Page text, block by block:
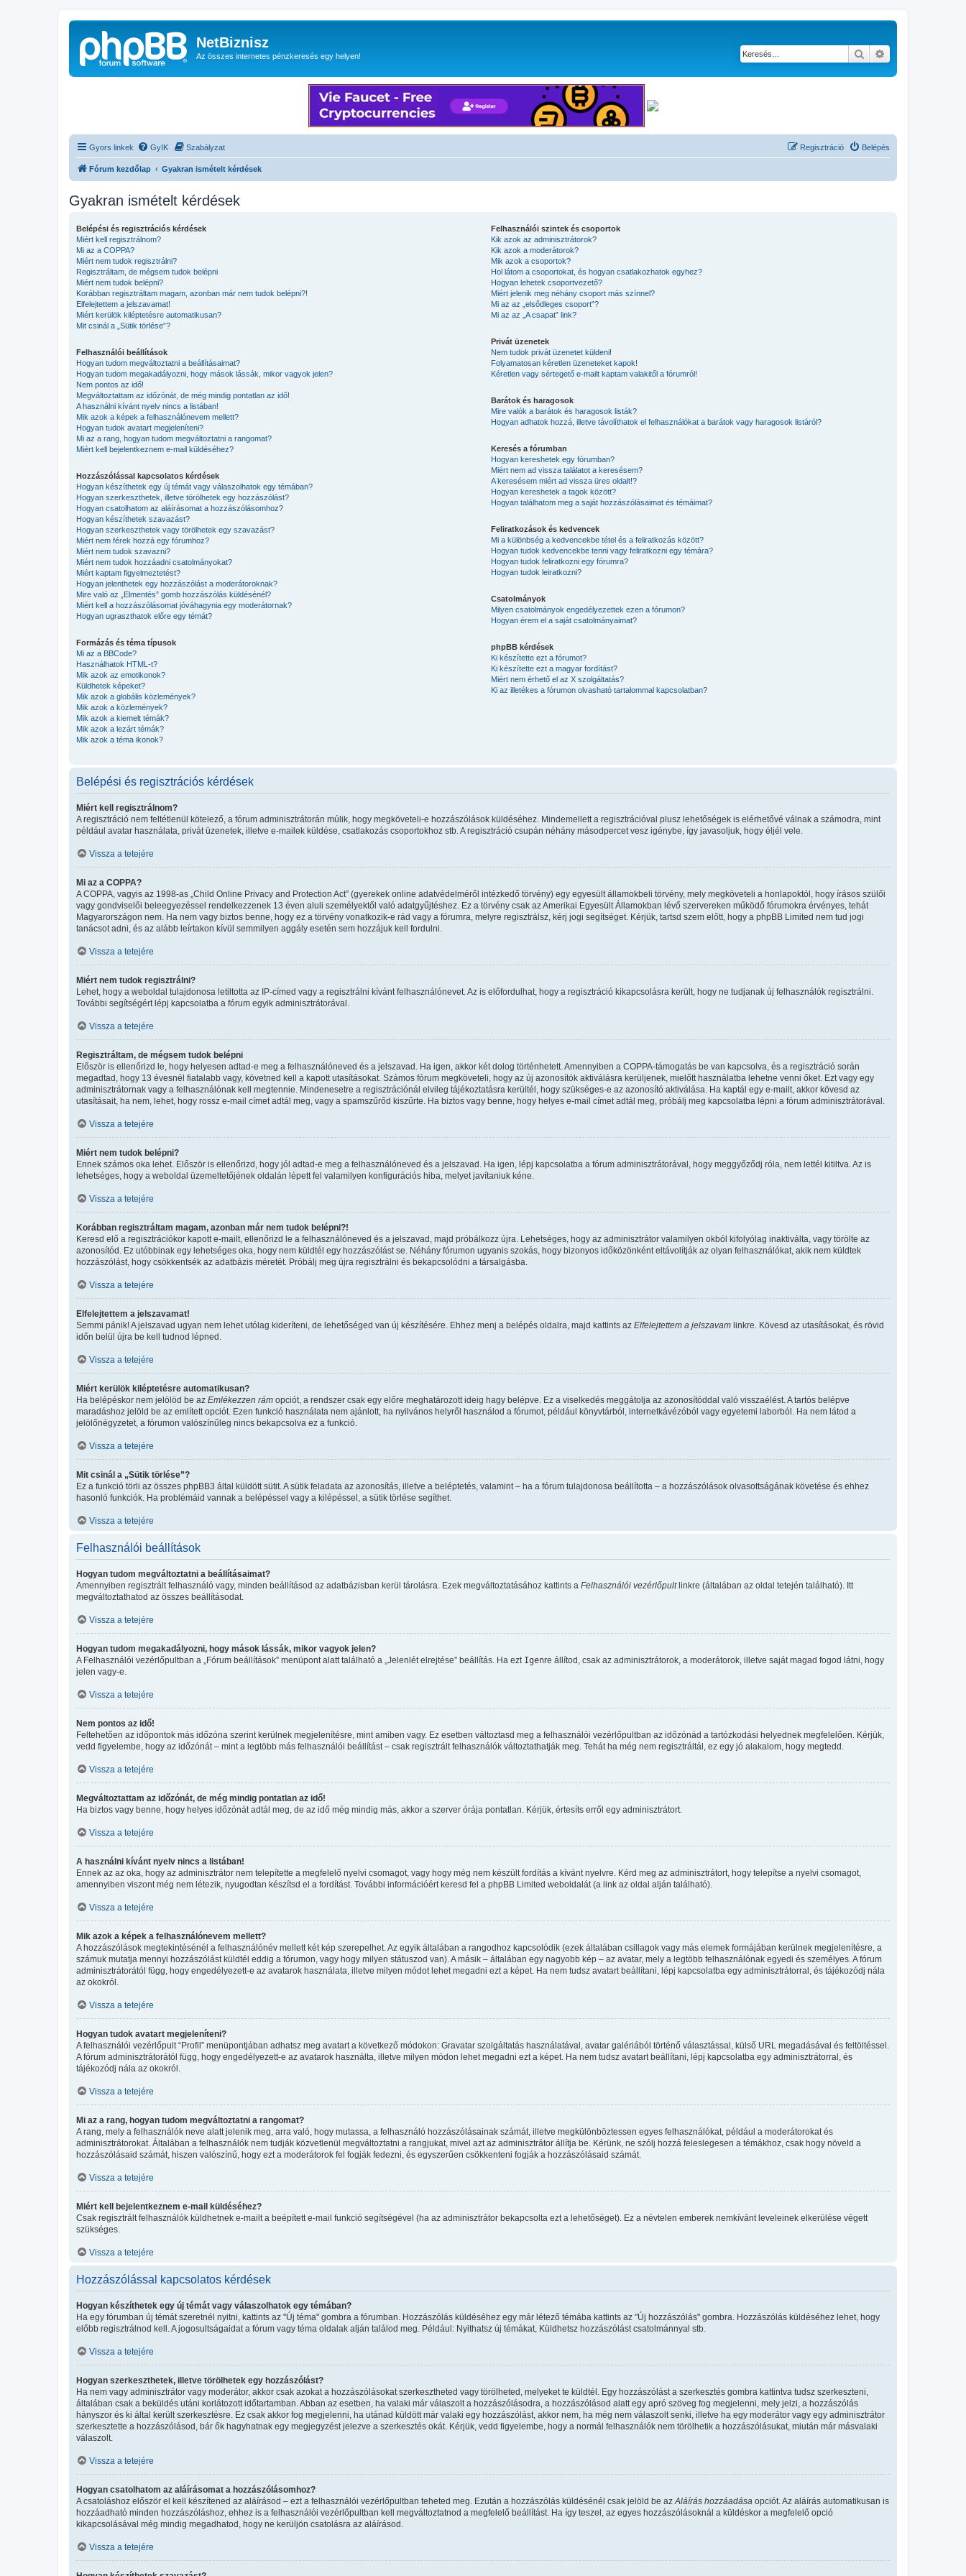
NetBiznisz
Az összes internetes pénzkeresés egy helyen! Keresés
Gyors linkek GyIK Szabályzat Belépés
Regisztráció
Fórum kezdőlap Gyakran ismételt kérdések
Gyakran ismételt kérdések
Belépési és regisztrációs kérdések
Miért kell regisztrálnom?
Mi az a COPPA?
Miért nem tudok regisztrálni?
Regisztráltam, de mégsem tudok belépni
Miért nem tudok belépni?
Korábban regisztráltam magam, azonban már nem tudok belépni?!
Elfelejtettem a jelszavamat!
Miért kerülök kiléptetésre automatikusan?
Mit csinál a „Sütik törlése”?
Felhasználói beállítások
Hogyan tudom megváltoztatni a beállításaimat?
Hogyan tudom megakadályozni, hogy mások lássák, mikor vagyok jelen?
Nem pontos az idő!
Megváltoztattam az időzónát, de még mindig pontatlan az idő!
A használni kívánt nyelv nincs a listában!
Mik azok a képek a felhasználónevem mellett?
Hogyan tudok avatart megjeleníteni?
Mi az a rang, hogyan tudom megváltoztatni a rangomat?
Miért kell bejelentkeznem e-mail küldéséhez?
Hozzászólással kapcsolatos kérdések
Hogyan készíthetek egy új témát vagy válaszolhatok egy témában?
Hogyan szerkeszthetek, illetve törölhetek egy hozzászólást?
Hogyan csatolhatom az aláírásomat a hozzászólásomhoz?
Hogyan készíthetek szavazást?
Hogyan szerkeszthetek vagy törölhetek egy szavazást?
Miért nem férek hozzá egy fórumhoz?
Miért nem tudok szavazni?
Miért nem tudok hozzáadni csatolmányokat?
Miért kaptam figyelmeztetést?
Hogyan jelenthetek egy hozzászólást a moderátoroknak?
Mire való az „Elmentés” gomb hozzászólás küldésénél?
Miért kell a hozzászólásomat jóváhagynia egy moderátornak?
Hogyan ugraszthatok előre egy témát?
Formázás és téma típusok
Mi az a BBCode?
Használhatok HTML-t?
Mik azok az emotikonok?
Küldhetek képeket?
Mik azok a globális közlemények?
Mik azok a közlemények?
Mik azok a kiemelt témák?
Mik azok a lezárt témák?
Mik azok a téma ikonok?
Felhasználói szintek és csoportok
Kik azok az adminisztrátorok?
Kik azok a moderátorok?
Mik azok a csoportok?
Hol látom a csoportokat, és hogyan csatlakozhatok egyhez?
Hogyan lehetek csoportvezető?
Miért jelenik meg néhány csoport más színnel?
Mi az az „elsődleges csoport”?
Mi az az „A csapat” link?
Privát üzenetek
Nem tudok privát üzenetet küldeni!
Folyamatosan kéretlen üzeneteket kapok!
Kéretlen vagy sértegető e-mailt kaptam valakitől a fórumról!
Barátok és haragosok
Mire valók a barátok és haragosok listák?
Hogyan adhatok hozzá, illetve távolíthatok el felhasználókat a barátok vagy haragosok listáról?
Keresés a fórumban
Hogyan kereshetek egy fórumban?
Miért nem ad vissza találatot a keresésem?
A keresésem miért ad vissza üres oldalt!?
Hogyan kereshetek a tagok között?
Hogyan találhatom meg a saját hozzászólásaimat és témáimat?
Feliratkozások és kedvencek
Mi a különbség a kedvencekbe tétel és a feliratkozás között?
Hogyan tudok kedvencekbe tenni vagy feliratkozni egy témára?
Hogyan tudok feliratkozni egy fórumra?
Hogyan tudok leiratkozni?
Csatolmányok
Milyen csatolmányok engedélyezettek ezen a fórumon?
Hogyan érem el a saját csatolmányaimat?
phpBB kérdések
Ki készítette ezt a fórumot?
Ki készítette ezt a magyar fordítást?
Miért nem érhető el az X szolgáltatás?
Ki az illetékes a fórumon olvasható tartalommal kapcsolatban?
Belépési és regisztrációs kérdések
Miért kell regisztrálnom?
A regisztráció nem feltétlenül kötelező, a fórum adminisztrátorán múlik, hogy megköveteli-e hozzászólások küldéséhez. Mindemellett a regisztrációval plusz lehetőségek is elérhetővé válnak a számodra, mint
például avatar használata, privát üzenetek, illetve e-mailek küldése, csatlakozás csoportokhoz stb. A regisztráció csupán néhány másodpercet vesz igénybe, így javasoljuk, hogy éljél vele.
Vissza a tetejére
Mi az a COPPA?
A COPPA, vagyis az 1998-as „Child Online Privacy and Protection Act” (gyerekek online adatvédelméről intézkedő törvény) egy egyesült államokbeli törvény, mely megköveteli a honlapoktól, hogy írásos szülői
vagy gondviselői beleegyezéssel rendelkezzenek 13 éven aluli személyektől való adatgyűjtéshez. Ez a törvény csak az Amerikai Egyesült Államokban lévő szervereken működő fórumokra érvényes, tehát
Magyarországon nem. Ha nem vagy biztos benne, hogy ez a törvény vonatkozik-e rád vagy a fórumra, melyre regisztrálsz, kérj jogi segítséget. Kérjük, tartsd szem előtt, hogy a phpBB Limited nem tud jogi
tanácsot adni, és az alább leírtakon kívül semmilyen aggály esetén sem hozzájuk kell fordulni.
Vissza a tetejére
Miért nem tudok regisztrálni?
Lehet, hogy a weboldal tulajdonosa letiltotta az IP-címed vagy a regisztrálni kívánt felhasználónevet. Az is előfordulhat, hogy a regisztráció kikapcsolásra került, hogy ne tudjanak új felhasználók regisztrálni.
További segítségért lépj kapcsolatba a fórum egyik adminisztrátorával.
Vissza a tetejére
Regisztráltam, de mégsem tudok belépni
Először is ellenőrizd le, hogy helyesen adtad-e meg a felhasználóneved és a jelszavad. Ha igen, akkor két dolog történhetett. Amennyiben a COPPA-támogatás be van kapcsolva, és a regisztráció során
megadtad, hogy 13 évesnél fiatalabb vagy, követned kell a kapott utasításokat. Számos fórum megköveteli, hogy az új azonosítók aktiválásra kerüljenek, mielőtt használatba lehetne venni őket. Ezt vagy egy
adminisztrátornak vagy a felhasználónak kell megtennie. Mindenesetre a regisztrációnál elvileg tájékoztatásra kerültél, hogy szükséges-e az azonosító aktiválása. Ha kaptál egy e-mailt, akkor kövesd az
utasításait, ha nem, lehet, hogy rossz e-mail címet adtál meg, vagy a spamszűrőd kiszűrte. Ha biztos vagy benne, hogy helyes e-mail címet adtál meg, próbálj meg kapcsolatba lépni a fórum adminisztrátorával.
Vissza a tetejére
Miért nem tudok belépni?
Ennek számos oka lehet. Először is ellenőrizd, hogy jól adtad-e meg a felhasználóneved és a jelszavad. Ha igen, lépj kapcsolatba a fórum adminisztrátorával, hogy meggyőződj róla, nem lettél kitiltva. Az is
lehetséges, hogy a weboldal üzemeltetőjének oldalán lépett fel valamilyen konfigurációs hiba, melyet javítaniuk kéne.
Vissza a tetejére
Korábban regisztráltam magam, azonban már nem tudok belépni?!
Keresd elő a regisztrációkor kapott e-mailt, ellenőrizd le a felhasználóneved és a jelszavad, majd próbálkozz újra. Lehetséges, hogy az adminisztrátor valamilyen okból kifolyólag inaktiválta, vagy törölte az
azonosítód. Ez utóbbinak egy lehetséges oka, hogy nem küldtél egy hozzászólást se. Néhány fórumon ugyanis szokás, hogy bizonyos időközönként eltávolítják az olyan felhasználókat, akik nem küldtek
hozzászólást, hogy csökkentsék az adatbázis méretét. Próbálj meg újra regisztrálni és bekapcsolódni a társalgásba.
Vissza a tetejére
Elfelejtettem a jelszavamat!
Semmi pánik! A jelszavad ugyan nem lehet utólag kideríteni, de lehetőséged van új készítésére. Ehhez menj a belépés oldalra, majd kattints az Elfelejtettem a jelszavam linkre. Kövesd az utasításokat, és rövid
időn belül újra be kell tudnod lépned.
Vissza a tetejére
Miért kerülök kiléptetésre automatikusan?
Ha belépéskor nem jelölöd be az Emlékezzen rám opciót, a rendszer csak egy előre meghatározott ideig hagy belépve. Ez a viselkedés meggátolja az azonosítóddal való visszaélést. A tartós belépve
maradáshoz jelöld be az említett opciót. Ezen funkció használata nem ajánlott, ha nyilvános helyről használod a fórumot, például könyvtárból, internetkávézóból vagy egyetemi laborból. Ha nem látod a
jelölőnégyzetet, a fórumon valószínűleg nincs bekapcsolva ez a funkció.
Vissza a tetejére
Mit csinál a „Sütik törlése”?
Ez a funkció törli az összes phpBB3 által küldött sütit. A sütik feladata az azonosítás, illetve a beléptetés, valamint – ha a fórum tulajdonosa beállította – a hozzászólások olvasottságának követése és ehhez
hasonló funkciók. Ha problémáid vannak a belépéssel vagy a kilépéssel, a sütik törlése segíthet.
Vissza a tetejére
Felhasználói beállítások
Hogyan tudom megváltoztatni a beállításaimat?
Amennyiben regisztrált felhasználó vagy, minden beállításod az adatbázisban kerül tárolásra. Ezek megváltoztatásához kattints a Felhasználói vezérlőpultlinkre (általában az oldal tetején található). Itt
megváltoztathatod az összes beállításodat.
Vissza a tetejére
Hogyan tudom megakadályozni, hogy mások lássák, mikor vagyok jelen?
A Felhasználói vezérlőpultban a „Fórum beállítások” menüpont alatt található a „Jelenlét elrejtése” beállítás. Ha ezt Igenre állítod, csak az adminisztrátorok, a moderátorok, illetve saját magad fogod látni, hogy
jelen vagy-e.
Vissza a tetejére
Nem pontos az idő!
Feltehetően az időpontok más időzóna szerint kerülnek megjelenítésre, mint amiben vagy. Ez esetben változtasd meg a felhasználói vezérlőpultban az időzónád a tartózkodási helyednek megfelelően. Kérjük,
vedd figyelembe, hogy az időzónát – mint a legtöbb más felhasználói beállítást – csak regisztrált felhasználók változtathatják meg. Tehát ha még nem regisztráltál, ez egy jó alakalom, hogy megtedd.
Vissza a tetejére
Megváltoztattam az időzónát, de még mindig pontatlan az idő!
Ha biztos vagy benne, hogy helyes időzónát adtál meg, de az idő még mindig más, akkor a szerver órája pontatlan. Kérjük, értesíts erről egy adminisztrátort.
Vissza a tetejére
A használni kívánt nyelv nincs a listában!
Ennek az az oka, hogy az adminisztrátor nem telepítette a megfelelő nyelvi csomagot, vagy hogy még nem készült fordítás a kívánt nyelvre. Kérd meg az adminisztrátort, hogy telepítse a nyelvi csomagot,
amennyiben viszont még nem létezik, nyugodtan készítsd el a fordítást. További információért keresd fel a phpBB Limited weboldalát (a link az oldal alján található).
Vissza a tetejére
Mik azok a képek a felhasználónevem mellett?
A hozzászólások megtekintésénél a felhasználónév mellett két kép szerepelhet. Az egyik általában a rangodhoz kapcsolódik (ezek általában csillagok vagy más elemek formájában kerülnek megjelenítésre, a
számuk mutatja mennyi hozzászólást küldtél eddig a fórumon, vagy hogy milyen státuszod van). A másik – általában egy nagyobb kép – az avatar, mely a legtöbb felhasználónak egyedi és személyes. A fórum
adminisztrátorától függ, hogy engedélyezett-e az avatarok használata, illetve milyen módot lehet megadni ezt a képet. Ha nem tudsz avatart beállítani, lépj kapcsolatba egy adminisztrátorral, és tájékozódj nála
az okokról.
Vissza a tetejére
Hogyan tudok avatart megjeleníteni?
A felhasználói vezérlőpult “Profil” menüpontjában adhatsz meg avatart a következő módokon: Gravatar szolgáltatás használatával, avatar galériából történő választással, külső URL megadásával és feltöltéssel.
A fórum adminisztrátorától függ, hogy engedélyezett-e az avatarok használta, illetve milyen módon lehet megadni ezt a képet. Ha nem tudsz avatart beállítani, lépj kapcsolatba egy adminisztrátorral, és
tájékozódj nála az okokról.
Vissza a tetejére
Mi az a rang, hogyan tudom megváltoztatni a rangomat?
A rang, mely a felhasználók neve alatt jelenik meg, arra való, hogy mutassa, a felhasználó hozzászólásainak számát, illetve megkülönböztessen egyes felhasználókat, például a moderátorokat és
adminisztrátorokat. Általában a felhasználók nem tudják közvetlenül megváltoztatni a rangjukat, mivel azt az adminisztrátor állítja be. Kérünk, ne szólj hozzá feleslegesen a témákhoz, csak hogy növeld a
hozzászólásaid számát, hiszen valószínű, hogy ezt a moderátorok fel fogják fedezni, és egyszerűen csökkenteni fogják a hozzászólásaid számát.
Vissza a tetejére
Miért kell bejelentkeznem e-mail küldéséhez?
Csak regisztrált felhasználók küldhetnek e-mailt a beépített e-mail funkció segítségével (ha az adminisztrátor bekapcsolta ezt a lehetőséget). Ez a névtelen emberek nemkívánt leveleinek elkerülése végett
szükséges.
Vissza a tetejére
Hozzászólással kapcsolatos kérdések
Hogyan készíthetek egy új témát vagy válaszolhatok egy témában?
Ha egy fórumban új témát szeretnél nyitni, kattints az "Új téma" gombra a fórumban. Hozzászólás küldéséhez egy már létező témába kattints az "Új hozzászólás" gombra. Hozzászólás küldéséhez lehet, hogy
előbb regisztrálnod kell. A jogosultságaidat a fórum vagy téma oldalak alján találod meg. Például: Nyithatsz új témákat, Küldhetsz hozzászólást csatolmánnyal stb.
Vissza a tetejére
Hogyan szerkeszthetek, illetve törölhetek egy hozzászólást?
Ha nem vagy adminisztrátor vagy moderátor, akkor csak azokat a hozzászólásokat szerkesztheted vagy törölheted, melyeket te küldtél. Egy hozzászólást a szerkesztés gombra kattintva tudsz szerkeszteni,
általában csak a beküldés utáni korlátozott időtartamban. Abban az esetben, ha valaki már válaszolt a hozzászólásodra, a hozzászólásod alatt egy apró szöveg fog megjelenni, mely jelzi, a hozzászólás
hányszor és ki által került szerkesztésre. Ez csak akkor fog megjelenni, ha utánad küldött már valaki egy hozzászólást, akkor nem, ha még nem válaszolt senki, illetve ha egy moderátor vagy egy adminisztrátor
szerkesztette a hozzászólásod, bár ők hagyhatnak egy megjegyzést jelezve a szerkesztés okát. Kérjük, vedd figyelembe, hogy a normál felhasználók nem törölhetik a hozzászólásukat, miután már másvalaki
válaszolt.
Vissza a tetejére
Hogyan csatolhatom az aláírásomat a hozzászólásomhoz?
A csatoláshoz először el kell készítened az aláírásod – ezt a felhasználói vezérlőpultban teheted meg. Ezután a hozzászólás küldésénél csak jelöld be az Aláírás hozzáadása opciót. Az aláírás automatikusan is
hozzáadható minden hozzászóláshoz, ehhez is a felhasználói vezérlőpultban kell megváltoztatnod a megfelelő beállítást. Ha így teszel, az egyes hozzászólásoknál a küldéskor a megfelelő opció
kikapcsolásával még mindig megadhatod, hogy ne kerüljön csatolásra az aláírásod.
Vissza a tetejére